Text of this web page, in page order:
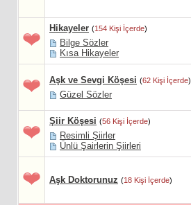
Hikayeler (154 Kişi İçerde)
Bilge Sözler
Kısa Hikayeler
Aşk ve Sevgi Köşesi (62 Kişi İçerde)
Güzel Sözler
Şiir Köşesi (56 Kişi İçerde)
Resimli Şiirler
Ünlü Şairlerin Şiirleri
Aşk Doktorunuz (18 Kişi İçerde)